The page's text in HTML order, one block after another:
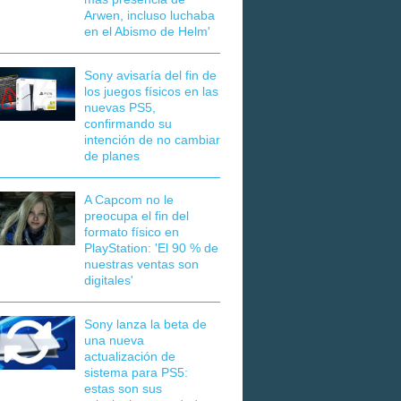
Arwen, incluso luchaba
en el Abismo de Helm'
Sony avisaría del fin de
los juegos físicos en las
nuevas PS5,
confirmando su
intención de no cambiar
de planes
A Capcom no le
preocupa el fin del
formato físico en
PlayStation: 'El 90 % de
nuestras ventas son
digitales'
Sony lanza la beta de
una nueva
actualización de
sistema para PS5:
estas son sus